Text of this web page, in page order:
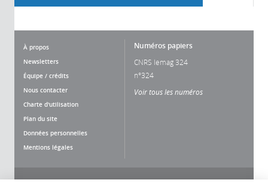
À propos
Newsletters
Équipe / crédits
Nous contacter
Charte d'utilisation
Plan du site
Données personnelles
Mentions légales
Numéros papiers
CNRS lemag 324
n°324
Voir tous les numéros